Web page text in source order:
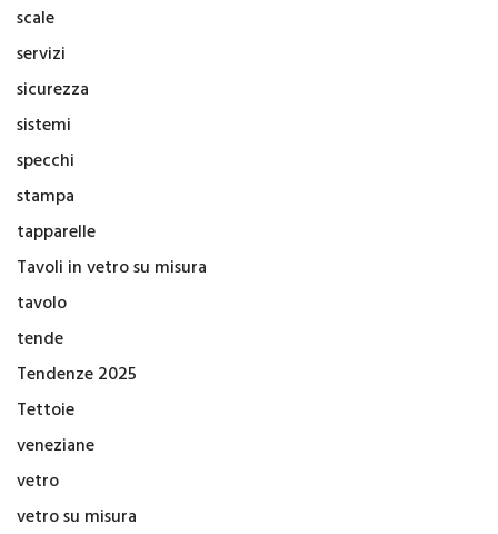
scale
servizi
sicurezza
sistemi
specchi
stampa
tapparelle
Tavoli in vetro su misura
tavolo
tende
Tendenze 2025
Tettoie
veneziane
vetro
vetro su misura